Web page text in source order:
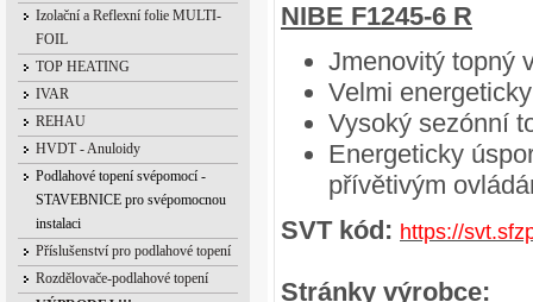
Izolační a Reflexní folie MULTI-
FOIL
TOP HEATING
IVAR
REHAU
HVDT - Anuloidy
Podlahové topení svépomocí -
STAVEBNICE pro svépomocnou
instalaci
Příslušenství pro podlahové topení
Rozdělovače-podlahové topení
NIBE F1245-6 R
Jmenovitý topný
Velmi
Vysoký sezónní
Energeticky
přívětivým
SVT kód: https://
Stránky výrobce: